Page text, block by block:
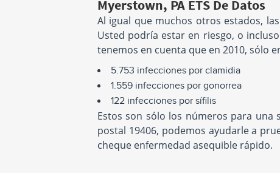
Myerstown, PA ETS De Datos
Al igual que muchos otros estados,
Usted podría estar en riesgo, o
tenemos en cuenta que en 2010, sólo
5.753 infecciones por clamidia
1.559 infecciones por gonorrea
122 infecciones por sífilis
Estos son sólo los números para una
postal 19406, podemos ayudarle a
cheque enfermedad asequible rápido.